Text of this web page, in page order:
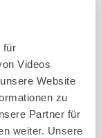
für
Videos
Website
zu
Partner für
weiter. Unsere